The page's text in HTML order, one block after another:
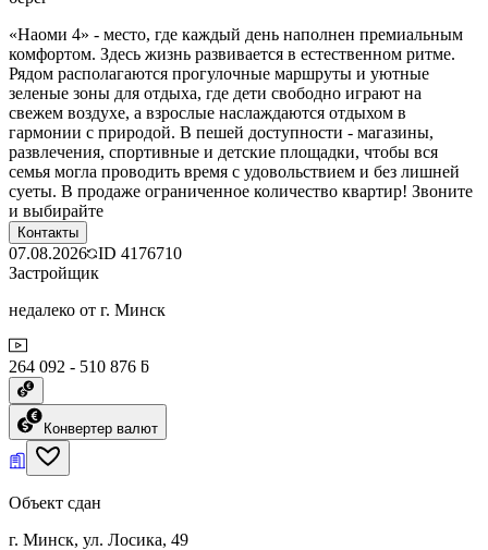
«Наоми 4» - место, где каждый день наполнен премиальным
комфортом. Здесь жизнь развивается в естественном ритме.
Рядом располагаются прогулочные маршруты и уютные
зеленые зоны для отдыха, где дети свободно играют на
свежем воздухе, а взрослые наслаждаются отдыхом в
гармонии с природой. В пешей доступности - магазины,
развлечения, спортивные и детские площадки, чтобы вся
семья могла проводить время с удовольствием и без лишней
суеты. В продаже ограниченное количество квартир! Звоните
и выбирайте
Контакты
07.08.2026 ID 4176710
Застройщик
недалеко от г. Минск
264 092 - 510 876 ƃ
Конвертер валют
Объект сдан
г. Минск, ул. Лосика, 49